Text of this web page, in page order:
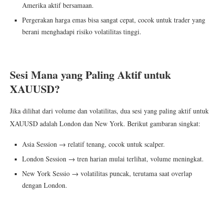
Amerika aktif bersamaan.
Pergerakan harga emas bisa sangat cepat, cocok untuk trader yang
berani menghadapi risiko volatilitas tinggi.
Sesi Mana yang Paling Aktif untuk
XAUUSD?
Jika dilihat dari volume dan volatilitas, dua sesi yang paling aktif untuk
XAUUSD adalah London dan New York. Berikut gambaran singkat:
Asia Session → relatif tenang, cocok untuk scalper.
London Session → tren harian mulai terlihat, volume meningkat.
New York Sessio → volatilitas puncak, terutama saat overlap
dengan London.